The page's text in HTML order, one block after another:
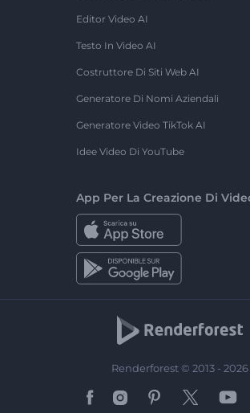
Editor Video AI
Testo In Video AI
Costruttore Di Siti Web AI
Generatore Di Nomi Aziendali
Generatore Video TikTok AI
Idee Video Di YouTube
App Per La Creazione Di
Renderforest © 2013 - 2026